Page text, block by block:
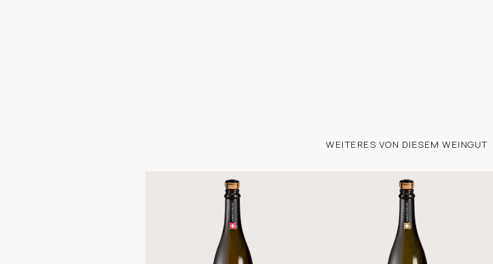
WEITERES VON DIESEM WEINGUT